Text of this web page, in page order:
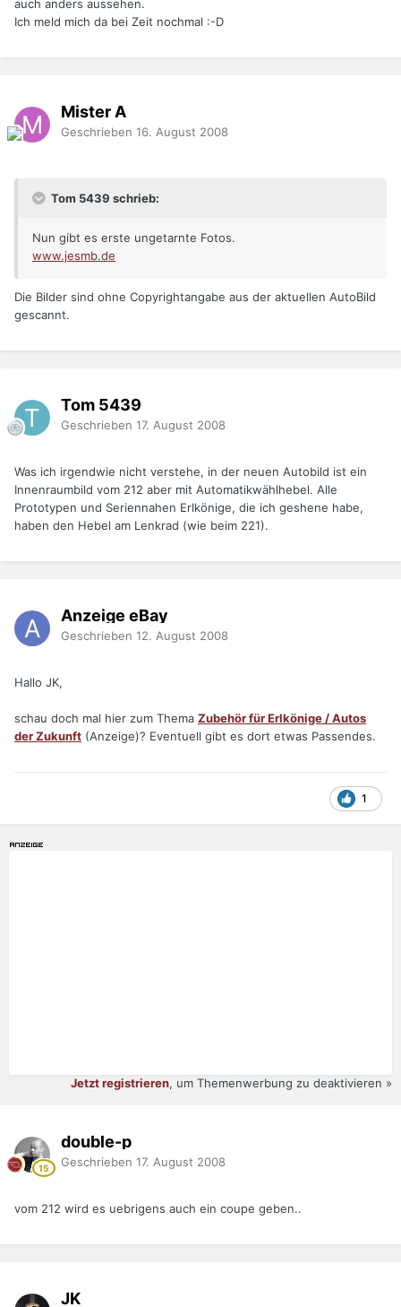
auch anders aussehen.
Ich meld mich da bei Zeit nochmal :-D
Mister A
Geschrieben 16. August 2008
Tom 5439 schrieb:
Nun gibt es erste ungetarnte Fotos.
www.jesmb.de
Die Bilder sind ohne Copyrightangabe aus der aktuellen AutoBild
gescannt.
Tom 5439
Geschrieben 17. August 2008
Was ich irgendwie nicht verstehe, in der neuen Autobild ist ein
Innenraumbild vom 212 aber mit Automatikwählhebel. Alle
Prototypen und Seriennahen Erlkönige, die ich geshene habe,
haben den Hebel am Lenkrad (wie beim 221).
Anzeige eBay
Geschrieben 12. August 2008
Hallo JK,
schau doch mal hier zum Thema Zubehör für Erlkönige / Autos
der Zukunft (Anzeige)? Eventuell gibt es dort etwas Passendes.
1
Jetzt registrieren, um Themenwerbung zu deaktivieren »
double-p
Geschrieben 17. August 2008
vom 212 wird es uebrigens auch ein coupe geben..
JK